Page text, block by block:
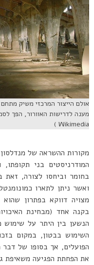
Wikimedia )
מקורות ההשראה של
המודרניסטים בני
בחומר וביחסו לצורה,
ואשר ניתן לתארו
מצויה דווקא בפתרון שהוא
בקנה אחד (מבחינת
הנשען בין היתר על
השימוש בבטון, במקום
הפועלים, אך בסופו של
את הפחתת הפגיעה משאיפת